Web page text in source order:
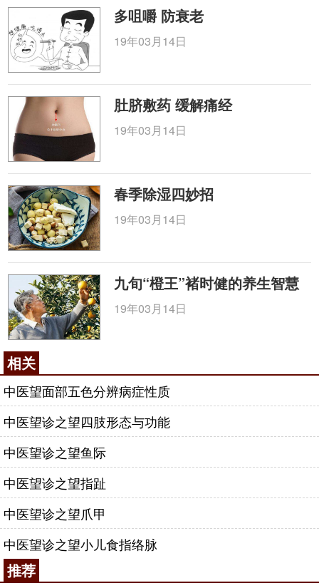
多咀嚼 防衰老
19年03月14日
肚脐敷药 缓解痛经
19年03月14日
春季除湿四妙招
19年03月14日
九旬“橙王”褚时健的养生智慧
19年03月14日
相关
中医望面部五色分辨病症性质
中医望诊之望四肢形态与功能
中医望诊之望鱼际
中医望诊之望指趾
中医望诊之望爪甲
中医望诊之望小儿食指络脉
推荐